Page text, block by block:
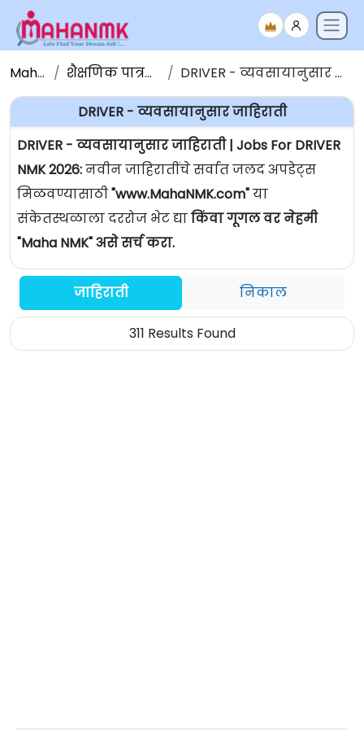
Maha NMK शैक्षणिक पात्रतेनुसार जाहिराती DRIVER - व्यवसायानुसार जाहिराती | Jobs For DRIVER
DRIVER - व्यवसायानुसार जाहिराती
DRIVER - व्यवसायानुसार जाहिराती | Jobs For DRIVER
NMK 2026:नवीन जाहिरातींचे सर्वात जलद अपडेट्स
मिळवण्यासाठी"www.MahaNMK.com"या
संकेतस्थळाला दररोज भेट द्याकिंवा गूगल वर नेहमी
"Maha NMK" असे सर्च करा.
जाहिराती निकाल
311 Results Found